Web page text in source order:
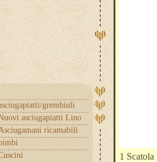
grembiuli
asciugapiatti Lino
ricamabili
1